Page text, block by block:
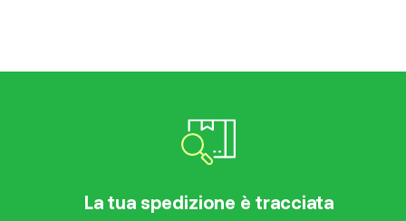
La tua spedizione è tracciata